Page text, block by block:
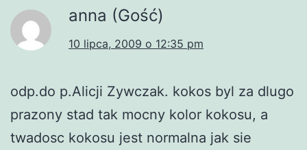
anna (Gość)
10 lipca, 2009 o 12:35 pm
odp.do p.Alicji Zywczak. kokos byl za dlugo
prazony stad tak mocny kolor kokosu, a
twadosc kokosu jest normalna jak sie